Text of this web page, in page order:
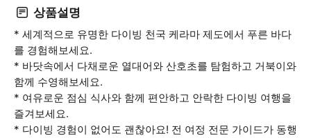
상품설명
* 세계적으로 유명한 다이빙 천국 케라마 제도에서 푸른 바다
를 경험해보세요.
* 바닷속에서 다채로운 열대어와 산호초를 탐험하고 거북이와
함께 수영해보세요.
* 여유로운 점심 식사와 함께 편안하고 안락한 다이빙 여행을
즐겨보세요.
* 다이빙 경험이 없어도 괜찮아요! 전 여정 전문 가이드가 동행